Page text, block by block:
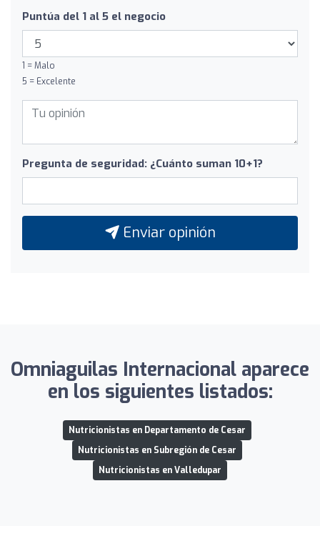
Puntúa del 1 al 5 el negocio
1 = Malo
5 = Excelente
Pregunta de seguridad: ¿Cuánto suman 10+1?
Enviar opinión
Omniaguilas Internacional aparece
en los siguientes listados:
Nutricionistas en Departamento de Cesar
Nutricionistas en Subregión de Cesar
Nutricionistas en Valledupar